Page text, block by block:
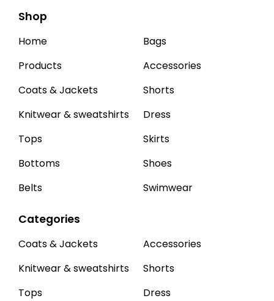
Shop
Home
Products
Coats & Jackets
Knitwear & sweatshirts
Tops
Bottoms
Belts
Bags
Accessories
Shorts
Dress
Skirts
Shoes
Swimwear
Categories
Coats & Jackets
Knitwear & sweatshirts
Tops
Accessories
Shorts
Dress